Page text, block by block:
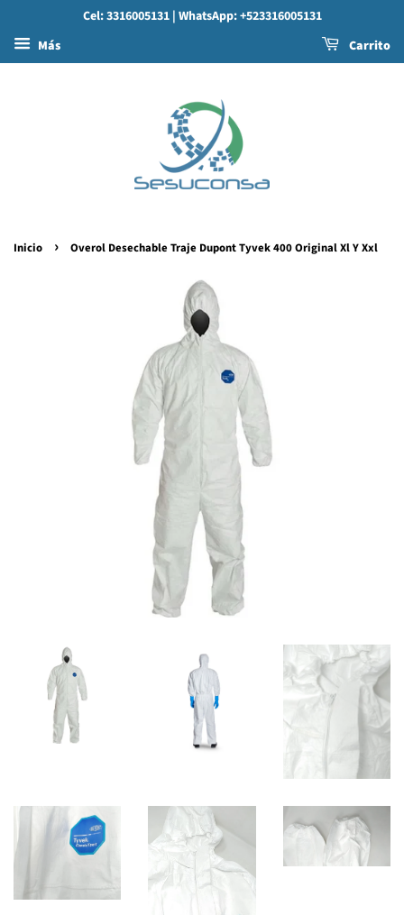
Cel: 3316005131 | WhatsApp: +523316005131
Más
Carrito
Inicio › Overol Desechable Traje Dupont Tyvek 400 Original Xl Y Xxl